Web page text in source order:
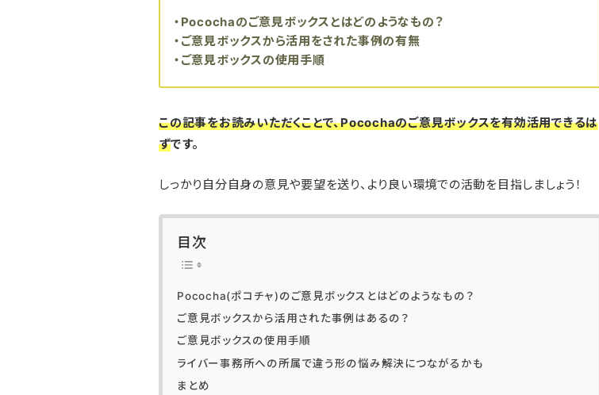
・Pocochaのご意見ボックスとはどのようなもの？
・ご意見ボックスから活用をされた事例の有無
・ご意見ボックスの使用手順
この記事をお読みいただくことで、Pocochaのご意見ボックスを有効活用できるは
ずです。
しっかり自分自身の意見や要望を送り、より良い環境での活動を目指しましょう！
目次
Pococha(ポコチャ)のご意見ボックスとはどのようなもの？
ご意見ボックスから活用された事例はあるの？
ご意見ボックスの使用手順
ライバー事務所への所属で違う形の悩み解決につながるかも
まとめ